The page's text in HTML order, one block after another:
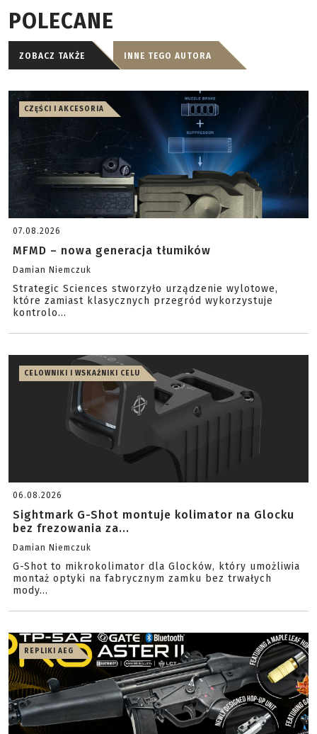
POLECANE
ZOBACZ TAKŻE INNE TEGO AUTORA
CZĘŚCI I AKCESORIA
07.08.2026
MFMD – nowa generacja tłumików
Damian Niemczuk
Strategic Sciences stworzyło urządzenie wylotowe,
które zamiast klasycznych przegród wykorzystuje
kontrolo...
CELOWNIKI I WSKAŹNIKI CELU
06.08.2026
Sightmark G-Shot montuje kolimator na Glocku
bez frezowania za...
Damian Niemczuk
G-Shot to mikrokolimator dla Glocków, który umożliwia
montaż optyki na fabrycznym zamku bez trwałych
mody...
REPLIKI AEG